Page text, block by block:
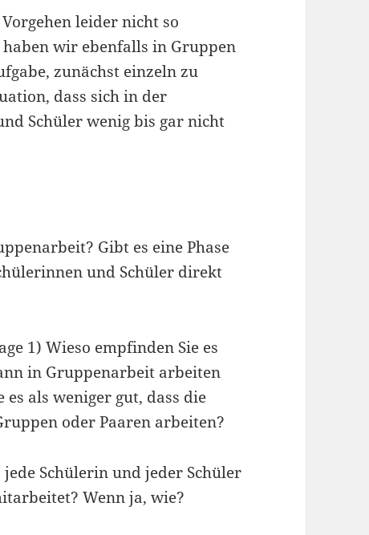
leider nicht so
wir ebenfalls in Gruppen
zunächst einzeln zu
dass sich in der
Schüler wenig bis gar nicht
Gibt es eine Phase
und Schüler direkt
1) Wieso empfinden Sie es
in Gruppenarbeit arbeiten
es als weniger gut, dass die
oder Paaren arbeiten?
Schülerin und jeder Schüler
Wenn ja, wie?